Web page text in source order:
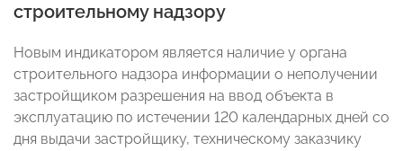
строительному надзору
Новым индикатором является наличие у органа
строительного надзора информации о неполучении
застройщиком разрешения на ввод объекта в
эксплуатацию по истечении 120 календарных дней со
дня выдачи застройщику, техническому заказчику